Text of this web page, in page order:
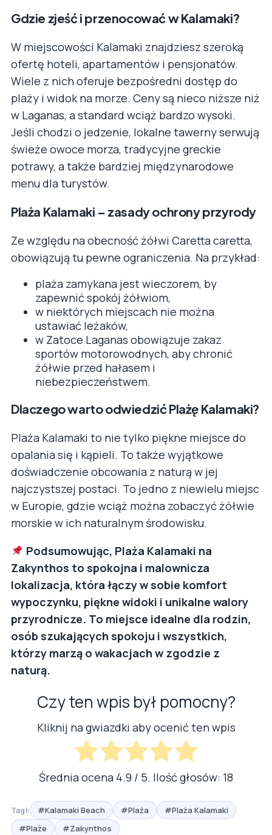
Gdzie zjeść i przenocować w Kalamaki?
W miejscowości Kalamaki znajdziesz szeroką
ofertę hoteli, apartamentów i pensjonatów.
Wiele z nich oferuje bezpośredni dostęp do
plaży i widok na morze. Ceny są nieco niższe niż
w Laganas, a standard wciąż bardzo wysoki.
Jeśli chodzi o jedzenie, lokalne tawerny serwują
świeże owoce morza, tradycyjne greckie
potrawy, a także bardziej międzynarodowe
menu dla turystów.
Plaża Kalamaki – zasady ochrony przyrody
Ze względu na obecność żółwi Caretta caretta,
obowiązują tu pewne ograniczenia. Na przykład:
plaża zamykana jest wieczorem, by
zapewnić spokój żółwiom,
w niektórych miejscach nie można
ustawiać leżaków,
w Zatoce Laganas obowiązuje zakaz
sportów motorowodnych, aby chronić
żółwie przed hałasem i
niebezpieczeństwem.
Dlaczego warto odwiedzić Plażę Kalamaki?
Plaża Kalamaki to nie tylko piękne miejsce do
opalania się i kąpieli. To także wyjątkowe
doświadczenie obcowania z naturą w jej
najczystszej postaci. To jedno z niewielu miejsc
w Europie, gdzie wciąż można zobaczyć żółwie
morskie w ich naturalnym środowisku.
Podsumowując, Plaża Kalamaki na
Zakynthos to spokojna i malownicza
lokalizacja, która łączy w sobie komfort
wypoczynku, piękne widoki i unikalne walory
przyrodnicze. To miejsce idealne dla rodzin,
osób szukających spokoju i wszystkich,
którzy marzą o wakacjach w zgodzie z
naturą.
Czy ten wpis był pomocny?
Kliknij na gwiazdki aby ocenić ten wpis
Średnia ocena 4.9 / 5. Ilość głosów: 18
Tagi: #Kalamaki Beach #Plaża
#Plaża Kalamaki
#Plaże
#Zakynthos